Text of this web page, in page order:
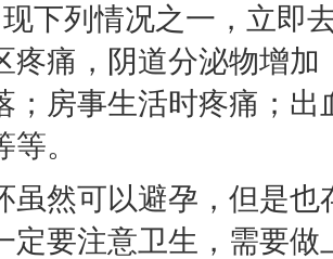
下列情况之一，立即
疼痛，阴道分泌物增
；房事生活时疼痛；
。
虽然可以避孕，但是
定要注意卫生，需要